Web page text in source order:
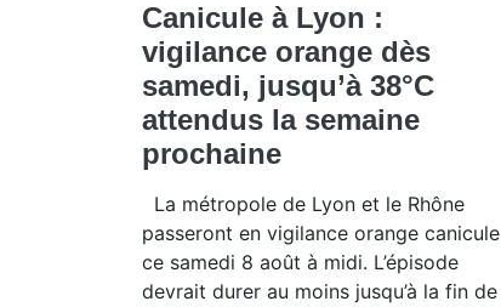
Canicule à Lyon :
vigilance orange dès
samedi, jusqu’à 38°C
attendus la semaine
prochaine
La métropole de Lyon et le Rhône
passeront en vigilance orange canicule
ce samedi 8 août à midi. L’épisode
devrait durer au moins jusqu’à la fin de